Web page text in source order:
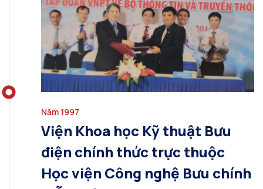
Năm 1997
Viện Khoa học Kỹ thuật Bưu
điện chính thức trực thuộc
Học viện Công nghệ Bưu chính